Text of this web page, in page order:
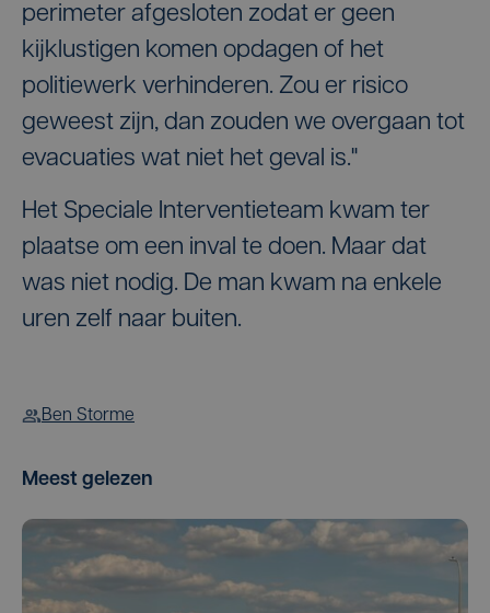
perimeter afgesloten zodat er geen
kijklustigen komen opdagen of het
politiewerk verhinderen. Zou er risico
geweest zijn, dan zouden we overgaan tot
evacuaties wat niet het geval is."
Het Speciale Interventieteam kwam ter
plaatse om een inval te doen. Maar dat
was niet nodig. De man kwam na enkele
uren zelf naar buiten.
Ben Storme
Meest gelezen